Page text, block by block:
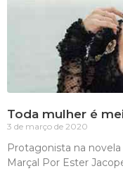
Toda mulher é
3 de março de 2020
Protagonista na
Marçal Por Ester